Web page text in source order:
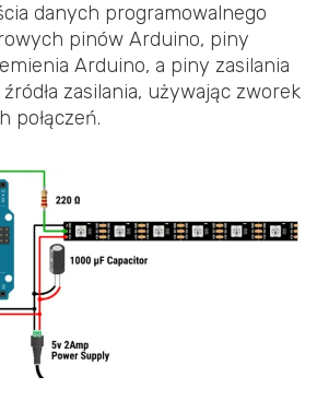
danych programowalnego
pinów Arduino, piny
Arduino, a piny zasilania
zasilania, używając zworek
połączeń.